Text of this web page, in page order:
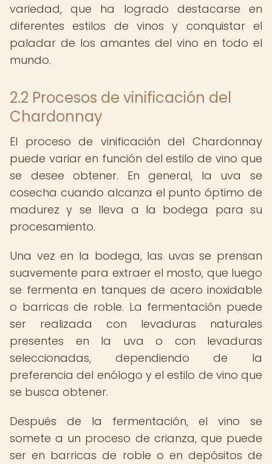
variedad, que ha logrado destacarse en
diferentes estilos de vinos y conquistar el
paladar de los amantes del vino en todo el
mundo.
2.2 Procesos de vinificación del
Chardonnay
El proceso de vinificación del Chardonnay
puede variar en función del estilo de vino que
se desee obtener. En general, la uva se
cosecha cuando alcanza el punto óptimo de
madurez y se lleva a la bodega para su
procesamiento.
Una vez en la bodega, las uvas se prensan
suavemente para extraer el mosto, que luego
se fermenta en tanques de acero inoxidable
o barricas de roble. La fermentación puede
ser realizada con levaduras naturales
presentes en la uva o con levaduras
seleccionadas, dependiendo de la
preferencia del enólogo y el estilo de vino que
se busca obtener.
Después de la fermentación, el vino se
somete a un proceso de crianza, que puede
ser en barricas de roble o en depósitos de